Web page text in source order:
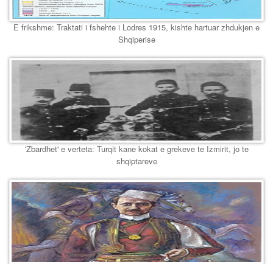
E frikshme: Traktati i fshehte i Lodres 1915, kishte hartuar zhdukjen e
Shqiperise
'Zbardhet' e verteta: Turqit kane kokat e grekeve te Izmirit, jo te
shqiptareve